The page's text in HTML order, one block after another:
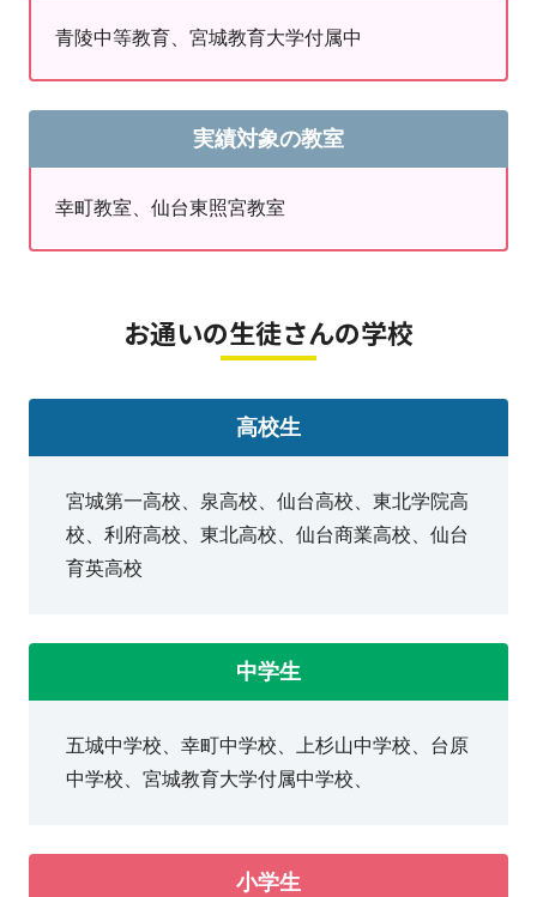
と上げ、見事第一志望の仙台高校に合格できました。こ
ありました。そして「振り返りノート」という授業の内
容をまとめるノートというものがあり、それを使い切っ
と頑張ろうという気持ちにもなれました。本当に明光義
塾を選んでよかったです。
※お問い合わせの流れは
青陵中等教育、宮城教育大学付属中
実績対象の教室
幸町教室、仙台東照宮教室
お通いの生徒さんの学校
高校生
宮城第一高校、泉高校、仙台高校、東北学院高
校、利府高校、東北高校、仙台商業高校、仙台
育英高校
中学生
五城中学校、幸町中学校、上杉山中学校、台原
中学校、宮城教育大学付属中学校、
小学生